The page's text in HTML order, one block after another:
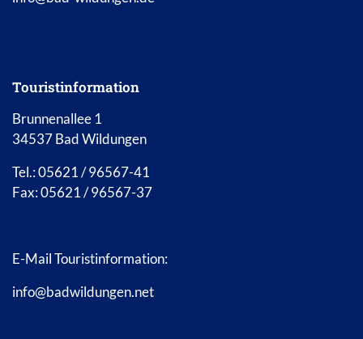
Touristinformation
Brunnenallee 1
34537 Bad Wildungen
Tel.: 05621 / 96567-41
Fax: 05621 / 96567-37
E-Mail Touristinformation:
info@badwildungen.net